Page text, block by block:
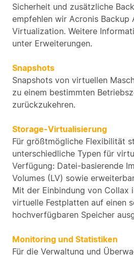
Sicherheit und zusätzliche
empfehlen wir Acronis Backup
Virtualization. Weitere
unter Erweiterungen.
Snapshots
Snapshots von virtuellen
zu einem bestimmten
zurückzukehren.
Storage-Virtualisierung
Für größtmögliche Flexibilität
unterschiedliche Typen für
Verfügung: Datei-basierende
Volumes (LV) sowie
Mit der Einbindung von Collax
virtuelle Festplatten auf einen
hochverfügbaren Speicher
Monitoring und Statistiken
Für die Verwaltung und